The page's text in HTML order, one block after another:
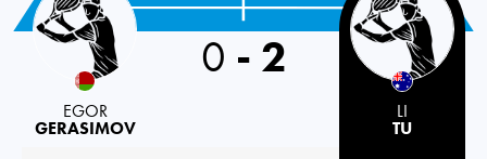
EGOR
GERASIMOV
0 - 2
LI
TU